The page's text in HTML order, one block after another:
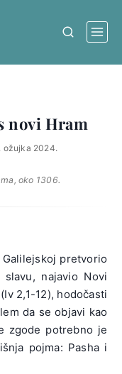
novi Hram
ožujka 2024.
, oko 1306.
pretvorio
najavio Novi
2,1-12), hodočasti
da se objavi kao
zgode potrebno je
pojma: Pasha i